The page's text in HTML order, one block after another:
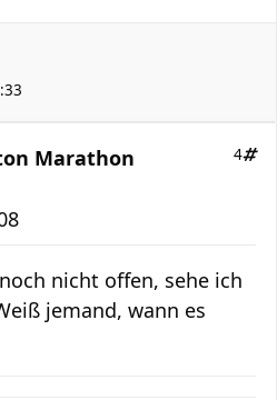
Marathon
4
nicht offen, sehe ich
jemand, wann es